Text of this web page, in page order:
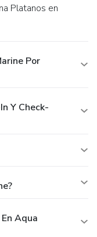
Por
Y Check-
Aqua